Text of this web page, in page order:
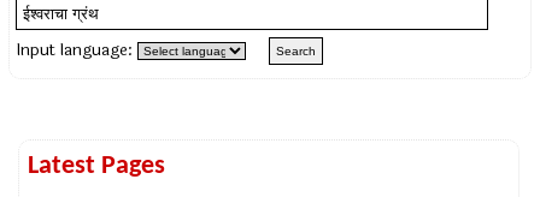
Input language:
Latest Pages